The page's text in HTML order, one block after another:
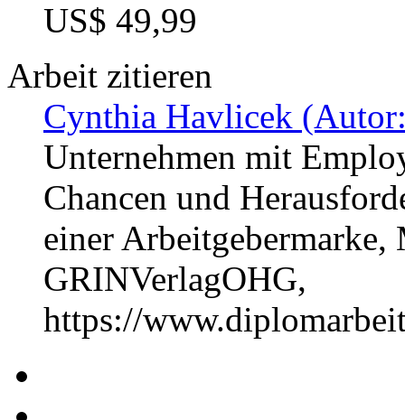
US$ 49,99
Arbeit zitieren
Cynthia Havlicek
Unternehmen mit
Chancen und
einer
GRINVerlagOHG,
https://